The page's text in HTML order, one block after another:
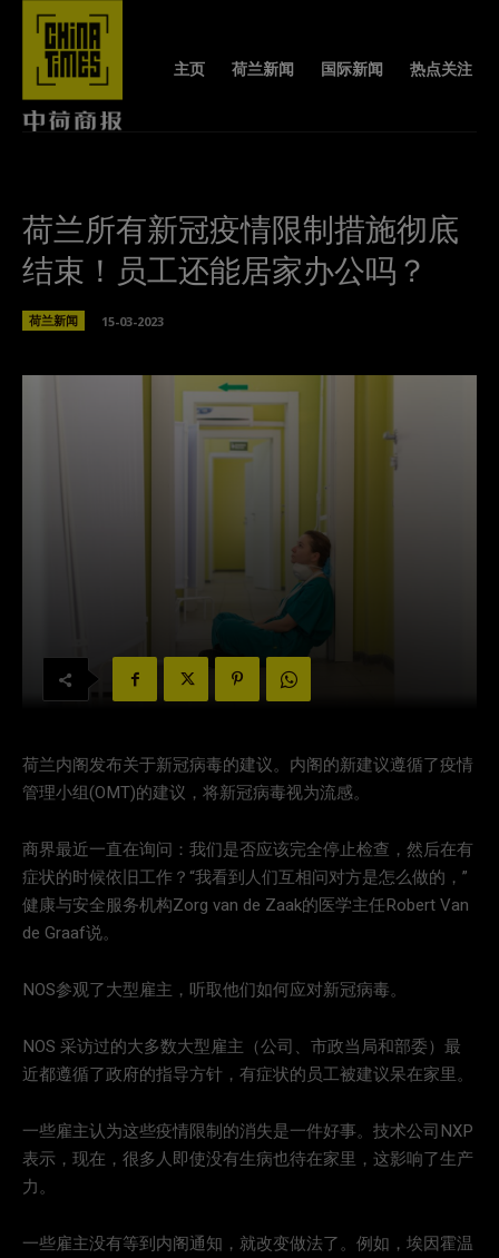
主页 荷兰新闻 国际新闻 热点关注
荷兰所有新冠疫情限制措施彻底
结束！员工还能居家办公吗？
荷兰新闻 15-03-2023
荷兰内阁发布关于新冠病毒的建议。内阁的新建议遵循了疫情
管理小组(OMT)的建议，将新冠病毒视为流感。
商界最近一直在询问：我们是否应该完全停止检查，然后在有
症状的时候依旧工作？“我看到人们互相问对方是怎么做的，”
健康与安全服务机构Zorg van de Zaak的医学主任Robert Van
de Graaf说。
NOS参观了大型雇主，听取他们如何应对新冠病毒。
NOS 采访过的大多数大型雇主（公司、市政当局和部委）最
近都遵循了政府的指导方针，有症状的员工被建议呆在家里。
一些雇主认为这些疫情限制的消失是一件好事。技术公司NXP
表示，现在，很多人即使没有生病也待在家里，这影响了生产
力。
一些雇主没有等到内阁通知，就改变做法了。例如，埃因霍温